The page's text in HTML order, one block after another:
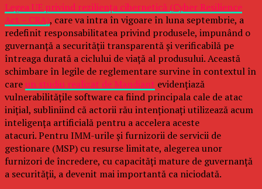
Legea UE privind reziliența cibernetică (Cyber Resilience
Act – CRA), care va intra în vigoare în luna septembrie, a
redefinit responsabilitatea privind produsele, impunând o
guvernanță a securității transparentă și verificabilă pe
întreaga durată a ciclului de viață al produsului. Această
schimbare în legile de reglementare survine în contextul în
careun studiu realizat de Mandiant evidențiază
vulnerabilitățile software ca fiind principala cale de atac
inițial, subliniind că actorii rău intenționați utilizează acum
inteligența artificială pentru a accelera aceste
atacuri. Pentru IMM-urile și furnizorii de servicii de
gestionare (MSP) cu resurse limitate, alegerea unor
furnizori de încredere, cu capacități mature de guvernanță
a securității, a devenit mai importantă ca niciodată.